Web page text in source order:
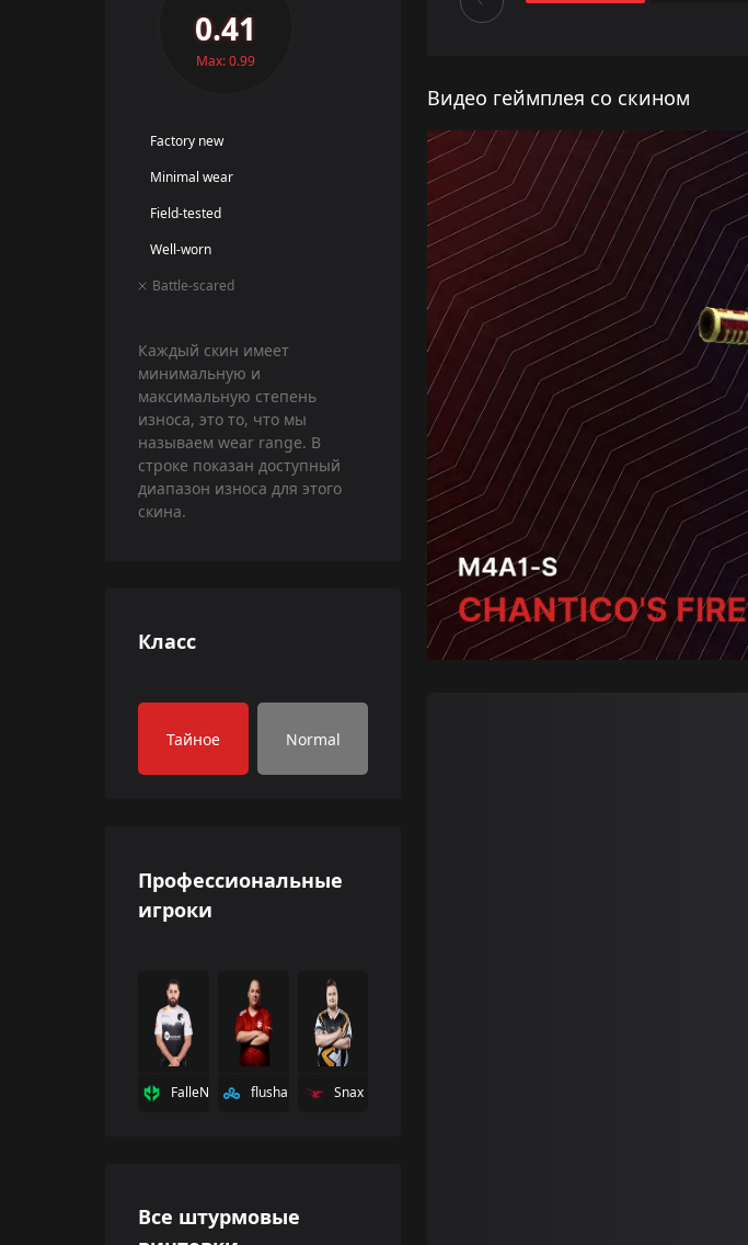
Видео геймплея со скином
0.41
Max: 0.99
Factory new
Minimal wear
Field-tested
Well-worn
Battle-scared
Каждый скин имеет
минимальную и
максимальную степень
износа, это то, что мы
называем wear range. В
строке показан доступный
диапазон износа для этого
скина.
Класс
Тайное Normal
Профессиональные
игроки
FalleN flusha Snax
Все штурмовые